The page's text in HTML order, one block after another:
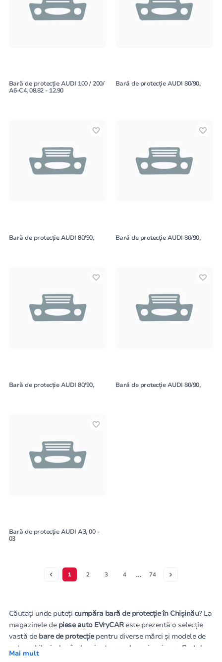
Bară de protecție AUDI 100 / 200/
A6-C4, 08.82 - 12.90
Bară de protecție AUDI 80/90,
Bară de protecție AUDI 80/90, Bară de protecție AUDI 80/90,
Bară de protecție AUDI 80/90, Bară de protecție AUDI 80/90,
Bară de protecție AUDI A3, 00 -
03
1 2 3 4 ... 74
Căutați unde puteți cumpăra bară de protecție în Chișinău? La
magazinele de piese auto EVryCAReste prezentă o selecție
vastă de bare de protecțiepentru diverse mărci și modele de
automobile, incluzând variante populare și mai rare. Prețul
barelor de protecție
Mai mult